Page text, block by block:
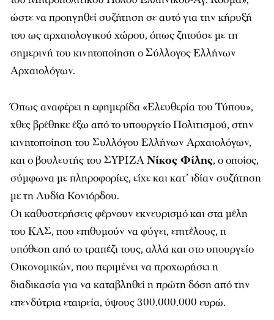
ώστε να προηγηθεί συζήτηση σε αυτό για την κήρυξή
του ως αρχαιολογικού χώρου, όπως ζητούσε με τη
σημερινή του κινητοποίηση ο Σύλλογος Ελλήνων
Αρχαιολόγων.
Όπως αναφέρει η εφημερίδα «Ελευθερία του Τύπου»,
χθες βρέθηκε έξω από το υπουργείο Πολιτισμού, στην
κινητοποίηση του Συλλόγου Ελλήνων Αρχαιολόγων,
και ο βουλευτής του ΣΥΡΙΖΑΝίκος Φίλης, ο οποίος,
σύμφωνα με πληροφορίες, είχε και κατ’ ιδίαν συζήτηση
με τη Λυδία Κονιόρδου.
Οι καθυστερήσεις φέρνουν εκνευρισμό και στα μέλη
του ΚΑΣ, που επιθυμούν να φύγει, επιτέλους, η
υπόθεση από το τραπέζι τους, αλλά και στο υπουργείο
Οικονομικών, που περιμένει να προχωρήσει η
διαδικασία για να καταβληθεί η πρώτη δόση από την
επενδύτρια εταιρεία, ύψους 300.000.000 ευρώ.